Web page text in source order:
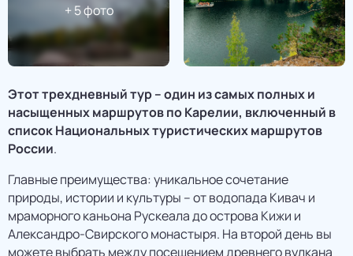
+5фото
Этот трехдневный тур – один из самых полных и
насыщенных маршрутов по Карелии, включенный в
список Национальных туристических маршрутов
России.
Главные преимущества: уникальное сочетание
природы, истории и культуры – от водопада Кивач и
мраморного каньона Рускеала до острова Кижи и
Александро-Свирского монастыря. На второй день вы
можете выбрать между посещением древнего вулкана